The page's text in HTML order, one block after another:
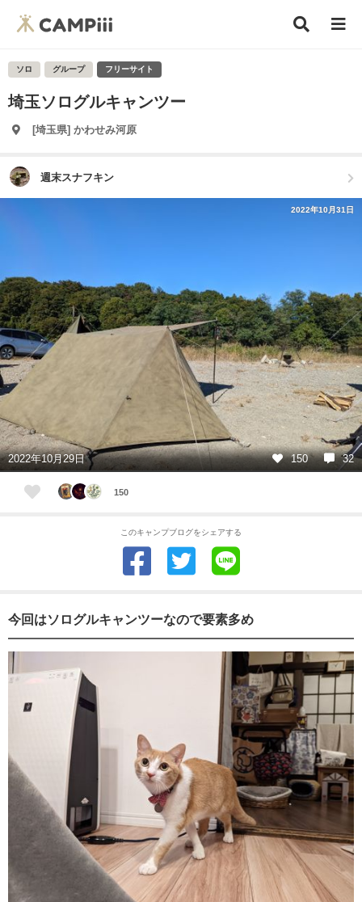
ソロ グループ フリーサイト
埼玉ソログルキャンツー
[埼玉県] かわせみ河原
週末スナフキン
2022年10月31日
2022年10月29日 150 32
150
このキャンプブログをシェアする
今回はソログルキャンツーなので要素多め